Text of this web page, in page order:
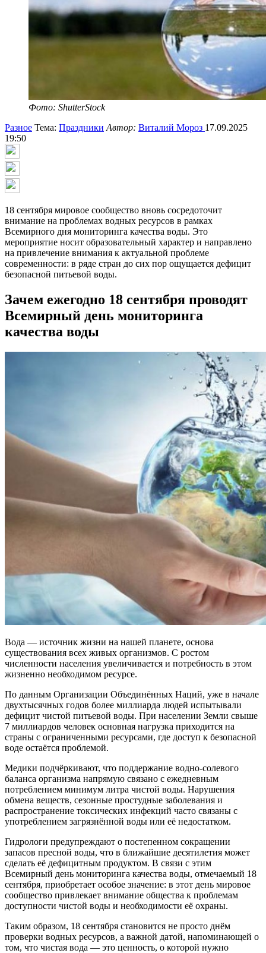
Фото: ShutterStock
Разное Тема: Праздники Автор: Виталий Мороз 17.09.2025
19:50
18 сентября мировое сообщество вновь сосредоточит
внимание на проблемах водных ресурсов в рамках
Всемирного дня мониторинга качества воды. Это
мероприятие носит образовательный характер и направлено
на привлечение внимания к актуальной проблеме
современности: в ряде стран до сих пор ощущается дефицит
безопасной питьевой воды.
Зачем ежегодно 18 сентября проводят
Всемирный день мониторинга
качества воды
Вода — источник жизни на нашей планете, основа
существования всех живых организмов. С ростом
численности населения увеличивается и потребность в этом
жизненно необходимом ресурсе.
По данным Организации Объединённых Наций, уже в начале
двухтысячных годов более миллиарда людей испытывали
дефицит чистой питьевой воды. При населении Земли свыше
7 миллиардов человек основная нагрузка приходится на
страны с ограниченными ресурсами, где доступ к безопасной
воде остаётся проблемой.
Медики подчёркивают, что поддержание водно-солевого
баланса организма напрямую связано с ежедневным
потреблением минимум литра чистой воды. Нарушения
обмена веществ, сезонные простудные заболевания и
распространение токсических инфекций часто связаны с
употреблением загрязнённой воды или её недостатком.
Гидрологи предупреждают о постепенном сокращении
запасов пресной воды, что в ближайшие десятилетия может
сделать её дефицитным продуктом. В связи с этим
Всемирный день мониторинга качества воды, отмечаемый 18
сентября, приобретает особое значение: в этот день мировое
сообщество привлекает внимание общества к проблемам
доступности чистой воды и необходимости её охраны.
Таким образом, 18 сентября становится не просто днём
проверки водных ресурсов, а важной датой, напоминающей о
том, что чистая вода — это ценность, о которой нужно